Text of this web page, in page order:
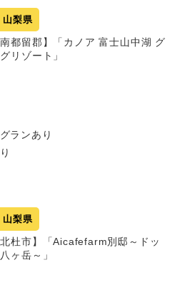
山梨県
南都留郡】「カノア 富士山中湖 グ
リゾート」
ランあり
山梨県
北杜市】「Aicafefarm別邸～ドッ
ヶ岳～」